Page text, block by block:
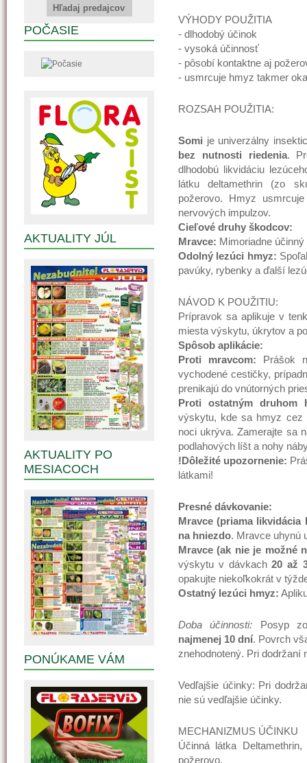
VÝHODY POUŽITIA
- dlhodobý účinok
- vysoká účinnosť
- pôsobí kontaktne aj
- usmrcuje hmyz takmer
ROZSAH POUŽITIA:
Somi je univerzálny
bez nutnosti riedenia.
dlhodobú likvidáciu
látku deltamethrin (zo
požerovo. Hmyz
nervových impulzov.
Cieľové druhy škodcov:
Mravce: Mimoriadne
Odolný lezúci hmyz:
pavúky, rybenky a ďalší
NÁVOD K POUŽITIU:
Prípravok sa aplikuje v
miesta výskytu, úkrytov a
Spôsob aplikácie:
Proti mravcom: Prášok
vychodené cestičky,
prenikajú do vnútorných
Proti ostatným druhom
výskytu, kde sa hmyz cez
noci ukrýva. Zamerajte sa
podlahových líšt a nohy
!Dôležité upozornenie:
látkami!
Presné dávkovanie:
Mravce (priama likvidácia
na hniezdo. Mravce uhynú
Mravce (ak nie je možné
výskytu v dávkach20 až
opakujte niekoľkokrát v
Ostatný lezúci hmyz:
Doba účinnosti: Posyp
najmenej 10 dní. Povrch
znehodnotený. Pri dodržaní
Vedľajšie účinky: Pri
nie sú vedľajšie účinky.
MECHANIZMUS ÚČINKU
Účinná látka
požerovo.
POČASIE
AKTUALITY JÚL
AKTUALITY PO
MESIACOCH
PONÚKAME VÁM